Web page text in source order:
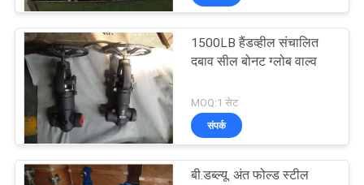
गुणवत्ता
नियंत्रण
हमसे
संपर्क
करें
1500LB हैंडव्हील संचालित
दबाव सील बोनट ग्लोब वाल्व
MOQ:1 सेट
संपर्क
बी.डब्ल्यू. अंत फोल्ड स्टील